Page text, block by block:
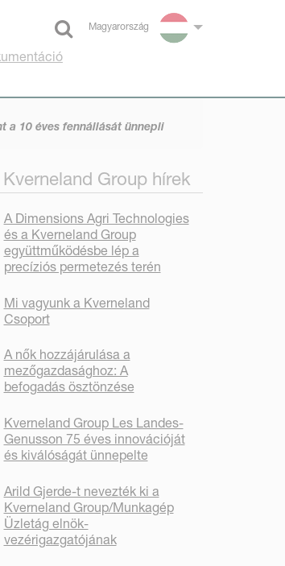
Magyarország
Select language
a 10 éves fennállását ünnepli
Kverneland Group hírek
A Dimensions Agri Technologies
és a Kverneland Group
együttműködésbe lép a
precíziós permetezés terén
Mi vagyunk a Kverneland
Csoport
A nők hozzájárulása a
mezőgazdasághoz: A
befogadás ösztönzése
Kverneland Group Les Landes-
Genusson 75 éves innovációját
és kiválóságát ünnepelte
Arild Gjerde-t nevezték ki a
Kverneland Group/Munkagép
Üzletág elnök-
vezérigazgatójának